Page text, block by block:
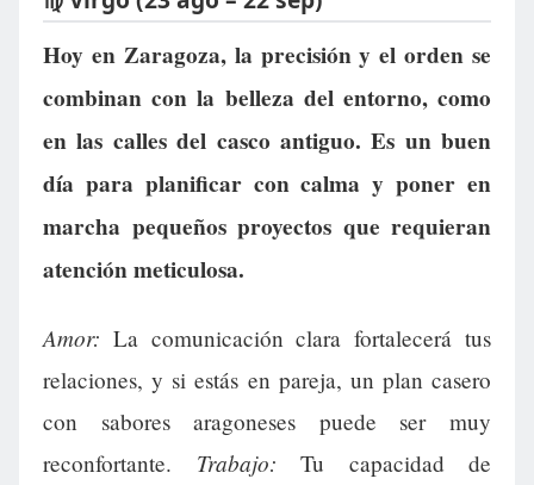
Hoy en Zaragoza, la precisión y el orden se
combinan con la belleza del entorno, como
en las calles del casco antiguo. Es un buen
día para planificar con calma y poner en
marcha pequeños proyectos que requieran
atención meticulosa.
Amor: La comunicación clara fortalecerá tus
relaciones, y si estás en pareja, un plan casero
con sabores aragoneses puede ser muy
reconfortante. Trabajo: Tu capacidad de